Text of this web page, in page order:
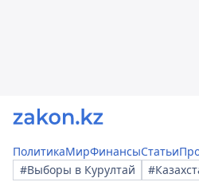
ПолитикаМирФинансыСтатьи
#Выборы в Курултай